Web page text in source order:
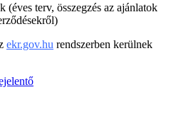
terv, összegzés az ajánlatok
ekr.gov.hu rendszerben kerülnek